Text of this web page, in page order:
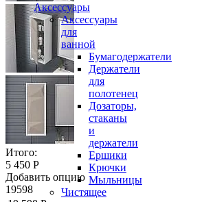
Аксессуары
Аксессуары
для
ванной
Бумагодержатели
Держатели
для
полотенец
Дозаторы,
стаканы
и
держатели
Ершики
Крючки
Мыльницы
Чистящее
Итого:
5 450 Р
Добавить опцию
19598